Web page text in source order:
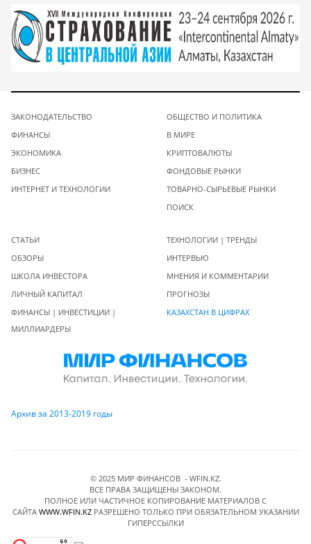
ЗАКОНОДАТЕЛЬСТВО
ФИНАНСЫ
ЭКОНОМИКА
БИЗНЕС
ИНТЕРНЕТ И ТЕХНОЛОГИИ
ОБЩЕСТВО И ПОЛИТИКА
В МИРЕ
КРИПТОВАЛЮТЫ
ФОНДОВЫЕ РЫНКИ
ТОВАРНО-СЫРЬЕВЫЕ РЫНКИ
ПОИСК
СТАТЬИ
ОБЗОРЫ
ШКОЛА ИНВЕСТОРА
ЛИЧНЫЙ КАПИТАЛ
ФИНАНСЫ | ИНВЕСТИЦИИ |
МИЛЛИАРДЕРЫ
ТЕХНОЛОГИИ | ТРЕНДЫ
ИНТЕРВЬЮ
МНЕНИЯ И КОММЕНТАРИИ
ПРОГНОЗЫ
КАЗАХСТАН В ЦИФРАХ
Архив за 2013-2019 годы
© 2025 МИР ФИНАНСОВ - WFIN.KZ.
ВСЕ ПРАВА ЗАЩИЩЕНЫ ЗАКОНОМ.
ПОЛНОЕ ИЛИ ЧАСТИЧНОЕ КОПИРОВАНИЕ МАТЕРИАЛОВ C
САЙТА WWW.WFIN.KZРАЗРЕШЕНО ТОЛЬКО ПРИ ОБЯЗАТЕЛЬНОМ УКАЗАНИИ
ГИПЕРССЫЛКИ